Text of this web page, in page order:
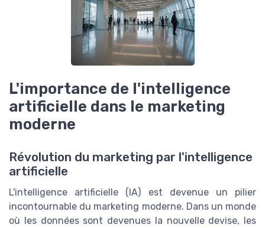
L'importance de l'intelligence
artificielle dans le marketing
moderne
Révolution du marketing par l'intelligence
artificielle
L'intelligence artificielle (IA) est devenue un pilier
incontournable du marketing moderne. Dans un monde
où les données sont devenues la nouvelle devise, les